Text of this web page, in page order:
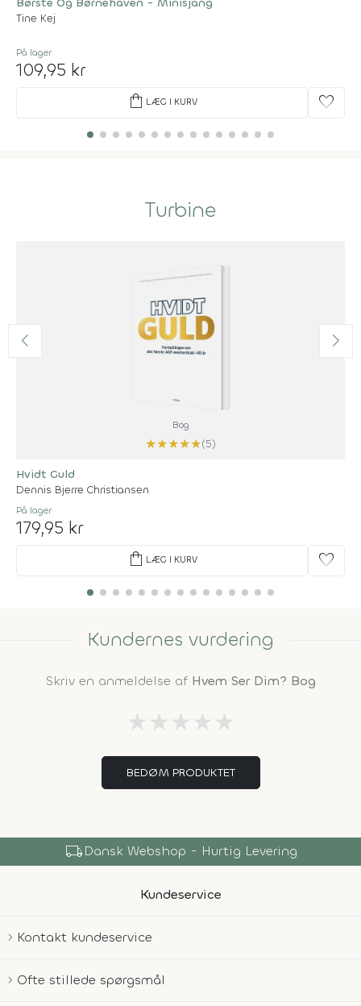
Tine Kej
På lager
109,95 kr
shopping_bag LÆG I KURV favorite
Turbine
Bog
★★★★★(5)
Hvidt Guld
Dennis Bjerre Christiansen
På lager
179,95 kr
shopping_bag LÆG I KURV favorite
Kundernes vurdering
Skriv en anmeldelse af Hvem Ser Dim? Bog
★ ★ ★ ★ ★
BEDØM PRODUKTET
local_shippingDansk Webshop - Hurtig Levering
Kundeservice
Kontakt kundeservice
Ofte stillede spørgsmål